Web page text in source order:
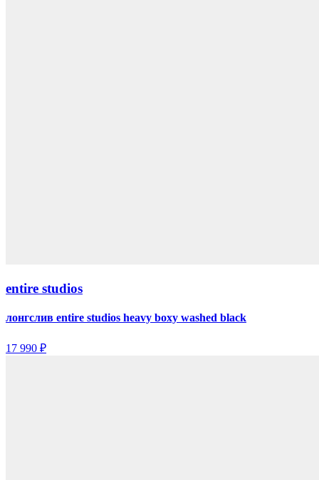
entire studios
лонгслив entire studios heavy boxy washed black
17 990 ₽